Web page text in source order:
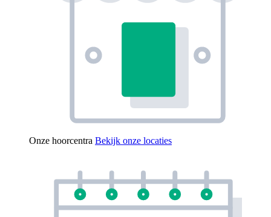
Onze hoorcentra Bekijk onze locaties